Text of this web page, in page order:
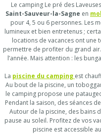
Le camping Le pré des
Saint-Sauveur-la-Sagne en
pour 4, 5 ou 6 personnes. Les
lumineux et bien entretenus ;
locations de vacances ont une
permettre de profiter du grand
l’année. Mais attention : les
La piscine du camping est
Au bout de la piscine, un
le camping propose une
Pendant la saison, des séances
Autour de la piscine, des bains
pause au soleil. Profitez de vos
piscine est accessible